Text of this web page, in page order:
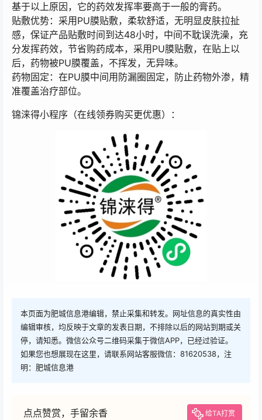
基于以上原因，它的药效发挥率要高于一般的膏药。
贴敷优势：采用PU膜贴敷，柔软舒适，无明显皮肤拉扯
感，保证产品贴敷时间到达48小时，中间不耽误洗澡，充
分发挥药效，节省购药成本，采用PU膜贴敷，在贴上以
后，药物被PU膜覆盖，不挥发，无异味。
药物固定：在PU膜中间用防漏圈固定，防止药物外渗，精
准覆盖治疗部位。
锦涞得小程序（在线领券购买更优惠）：
本页面为肥城信息港编辑，禁止采集和转发。网址信息的真实性由
编辑审核，均反映于文章的发表日期，不排除以后的网站到期或关
停，请知悉。微信公众号二维码采集于微信APP，已经过验证。
如果您也想展现在这里，请联系网站客服微信：81620538，注
明：肥城信息港
点点赞赏，手留余香 给TA打赏